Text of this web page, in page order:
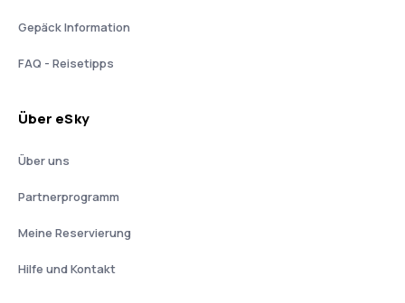
Gepäck Information
FAQ - Reisetipps
Über eSky
Über uns
Partnerprogramm
Meine Reservierung
Hilfe und Kontakt